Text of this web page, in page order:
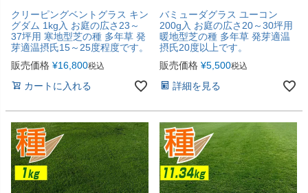
クリーピングベントグラス キン
グダム 1kg入 お庭の広さ23～
37坪用 寒地型芝の種 多年草 発
芽適温摂氏15～25度程度です。
販売価格 ¥16,800税込
カートに入れる
バミューダグラス ユーコン
200g入 お庭の広さ20～30坪用
暖地型芝の種 多年草 発芽適温
摂氏20度以上です。
販売価格 ¥5,500税込
詳細を見る